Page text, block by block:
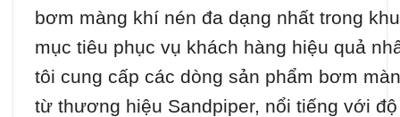
bơm màng khí nén đa dạng nhất trong
mục tiêu phục vụ khách hàng hiệu quả
tôi cung cấp các dòng sản phẩm bơm
từ thương hiệu Sandpiper, nổi tiếng với